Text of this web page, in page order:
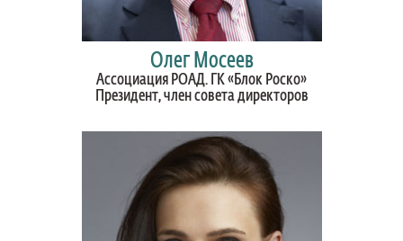
Олег Мосеев
Ассоциация РОАД. ГК «Блок Роско»
Президент, член совета директоров